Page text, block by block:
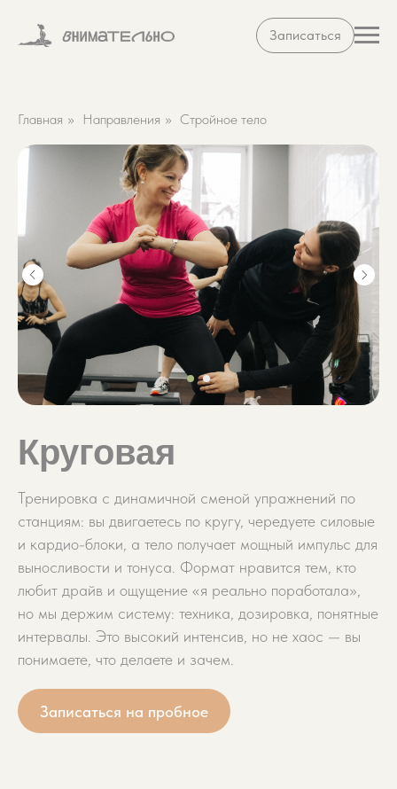
Записаться
Главная » Направления » Стройное тело
Круговая
Тренировка с динамичной сменой упражнений по
станциям: вы двигаетесь по кругу, чередуете силовые
и кардио-блоки, а тело получает мощный импульс для
выносливости и тонуса. Формат нравится тем, кто
любит драйв и ощущение «я реально поработала»,
но мы держим систему: техника, дозировка, понятные
интервалы. Это высокий интенсив, но не хаос — вы
понимаете, что делаете и зачем.
Записаться на пробное